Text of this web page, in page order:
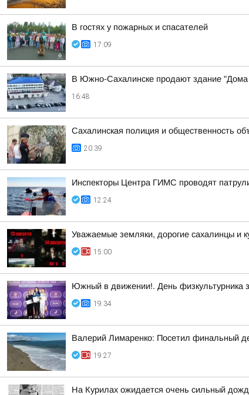
В гостях у пожарных и спасателей
17:09
В Южно-Сахалинске продают здание
16:48
Сахалинская полиция и общественность
20:39
Инспекторы Центра ГИМС проводят
12:24
Уважаемые земляки, дорогие сахалинцы и
15:00
Южный в движении!. День физкультурника
19:34
Валерий Лимаренко: Посетил финальный
19:27
На Курилах ожидается очень сильный